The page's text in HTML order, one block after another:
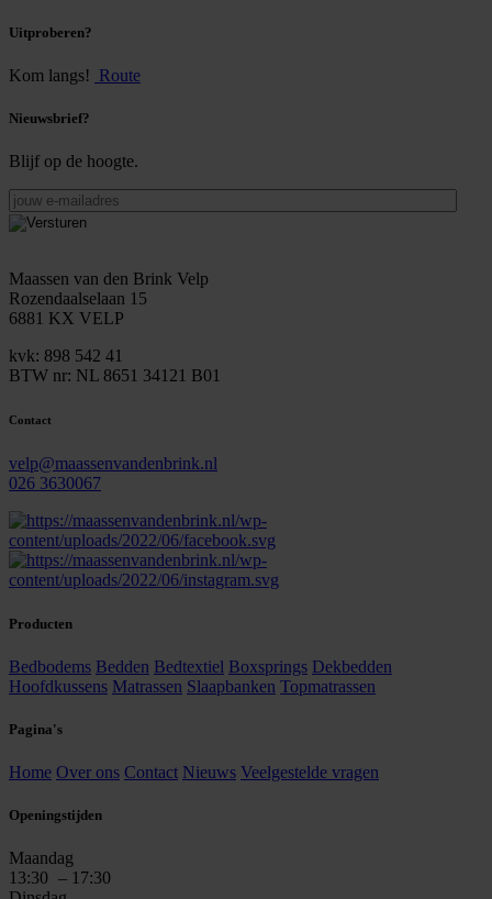
Uitproberen?
Kom langs! Route
Nieuwsbrief?
Blijf op de hoogte.
jouw
e-
mailadres
Maassen van den Brink Velp
Rozendaalselaan 15
6881 KX VELP
kvk: 898 542 41
BTW nr: NL 8651 34121 B01
Contact
velp@maassenvandenbrink.nl
026 3630067
Producten
Bedbodems Bedden Bedtextiel Boxsprings Dekbedden
Hoofdkussens Matrassen Slaapbanken Topmatrassen
Pagina's
Home Over ons Contact Nieuws Veelgestelde vragen
Openingstijden
Maandag
13:30 – 17:30